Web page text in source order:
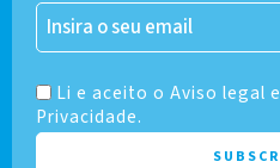
Li e aceito o Aviso legal
Privacidade.